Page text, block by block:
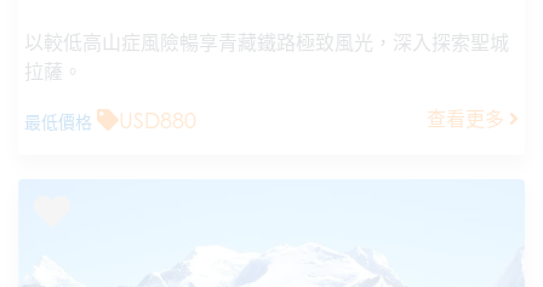
以較低高山症風險暢享青藏鐵路極致風光，深入探索聖城
拉薩。
最低價格 USD880 查看更多